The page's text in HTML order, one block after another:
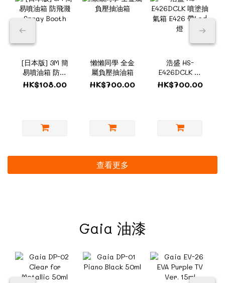
[日本版] 3M 簡
易噴油箱 防飛
濺 Spray
Booth
HK$108.00
懶懶同學 全金
屬負壓抽油箱
HK$700.00
浩盛 HS-
E426DCLK 噴
塗抽氣箱 E426
帶Led燈
HK$700.00
查看更多
Gaia 油漆